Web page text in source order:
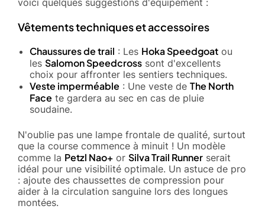
Vêtements techniques et accessoires
Chaussures de trail : Les Hoka Speedgoat ou
les Salomon Speedcross sont d'excellents
choix pour affronter les sentiers techniques.
Veste imperméable : Une veste de The North
Face te gardera au sec en cas de pluie
soudaine.
N'oublie pas une lampe frontale de qualité, surtout
que la course commence à minuit ! Un modèle
comme la Petzl Nao+ or Silva Trail Runner serait
idéal pour une visibilité optimale. Un astuce de pro
: ajoute des chaussettes de compression pour
aider à la circulation sanguine lors des longues
montées.